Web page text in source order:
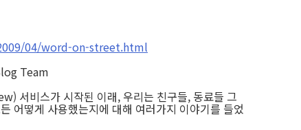
04/word-on-street.html
Team
서비스가 시작된 이래, 우리는 친구들, 동료들 그
어떻게 사용했는지에 대해 여러가지 이야기를 들었